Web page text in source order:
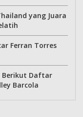
yang Juara
Ferran Torres
Berikut Daftar
Barcola